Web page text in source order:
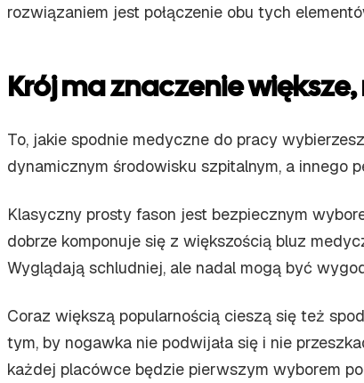
rozwiązaniem jest połączenie obu tych
Krój ma znaczenie
To, jakie spodnie medyczne do pracy
dynamicznym środowisku szpitalnym, a innego
Klasyczny prosty fason jest bezpiecznym
dobrze komponuje się z większością bluz
Wyglądają schludniej, ale nadal mogą być
Coraz większą popularnością cieszą się też
tym, by nogawka nie podwijała się i nie
każdej placówce będzie pierwszym wyborem